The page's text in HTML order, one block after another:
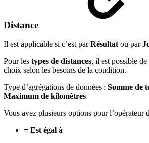
Distance
Il est applicable si c’est parRésultatou par
Pour les types de distances, il est possible
choix selon les besoins de la condition.
Type d’agrégations de données : Somme de
Maximum de kilomètres
Vous avez plusieurs options pour l’opérateur
= Est égal à